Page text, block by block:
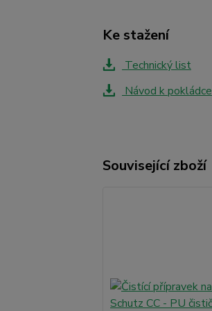
Ke stažení
Technický list
Návod k pokládce
Související zboží